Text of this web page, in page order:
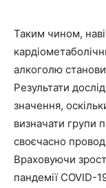
Таким чином,
алкоголю
Результати
значення,
визначати групи
своєчасно
Враховуючи
пандемії COVID-